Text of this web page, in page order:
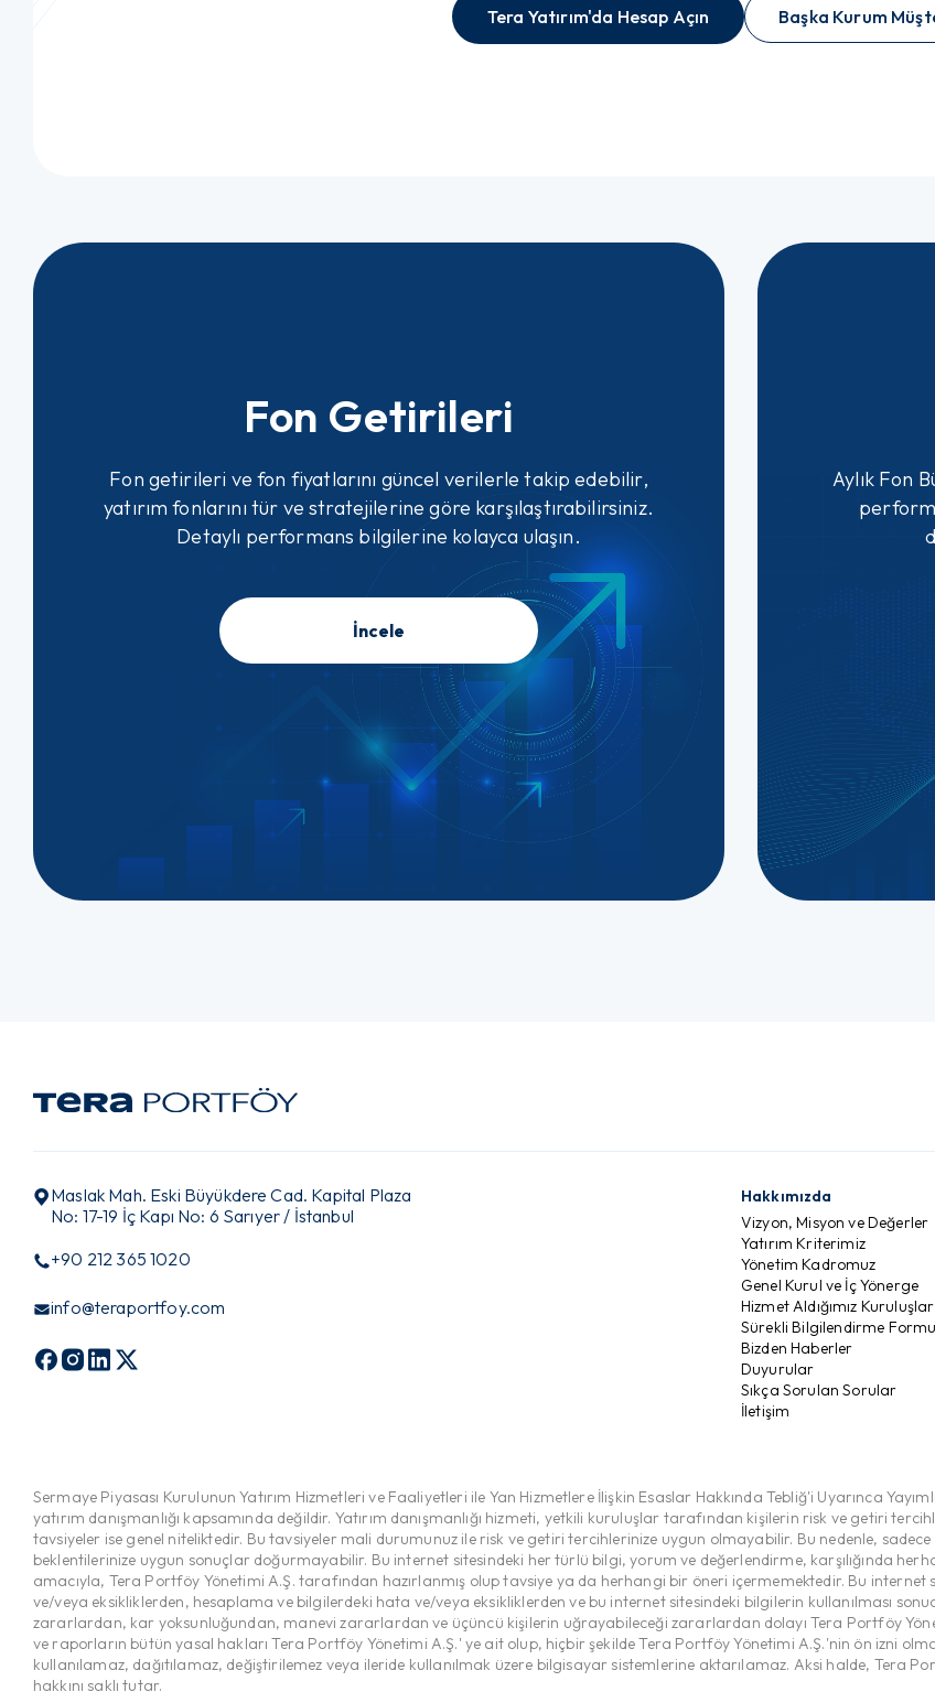
Tera Yatırım'da Hesap Açın Başka Kurum
Fon Getirileri
Fon getirileri ve fon fiyatlarını güncel verilerle takip edebilir,
yatırım fonlarını tür ve stratejilerine göre karşılaştırabilirsiniz.
Detaylı performans bilgilerine kolayca ulaşın.
İncele
Aylık Fon
Maslak Mah. Eski Büyükdere Cad. Kapital Plaza
No: 17-19 İç Kapı No: 6 Sarıyer / İstanbul
+90 212 365 1020
info@teraportfoy.com
Hakkımızda
Vizyon, Misyon ve Değerler
Yatırım Kriterimiz
Yönetim Kadromuz
Genel Kurul ve İç Yönerge
Hizmet Aldığımız Kuruluşlar
Sürekli Bilgilendirme Formu
Bizden Haberler
Duyurular
Sıkça Sorulan Sorular
İletişim
Sermaye Piyasası Kurulunun Yatırım Hizmetleri ve Faaliyetleri ile Yan Hizmetlere İlişkin Esaslar Hakkında Tebliğ'i Uyarınca
yatırım danışmanlığı kapsamında değildir. Yatırım danışmanlığı hizmeti, yetkili kuruluşlar tarafından kişilerin risk ve getiri
tavsiyeler ise genel niteliktedir. Bu tavsiyeler mali durumunuz ile risk ve getiri tercihlerinize uygun olmayabilir. Bu nedenle,
beklentilerinize uygun sonuçlar doğurmayabilir. Bu internet sitesindeki her türlü bilgi, yorum ve değerlendirme, karşılığında
amacıyla, Tera Portföy Yönetimi A.Ş. tarafından hazırlanmış olup tavsiye ya da herhangi bir öneri içermemektedir. Bu
ve/veya eksikliklerden, hesaplama ve bilgilerdeki hata ve/veya eksikliklerden ve bu internet sitesindeki bilgilerin kullanılması
zararlardan, kar yoksunluğundan, manevi zararlardan ve üçüncü kişilerin uğrayabileceği zararlardan dolayı Tera Portföy
ve raporların bütün yasal hakları Tera Portföy Yönetimi A.Ş.' ye ait olup, hiçbir şekilde Tera Portföy Yönetimi A.Ş.'nin ön izni
kullanılamaz, dağıtılamaz, değiştirilemez veya ileride kullanılmak üzere bilgisayar sistemlerine aktarılamaz. Aksi halde, Tera
hakkını saklı tutar.